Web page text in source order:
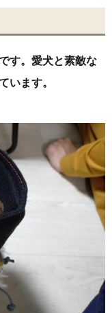
す。愛犬と素敵な
います。